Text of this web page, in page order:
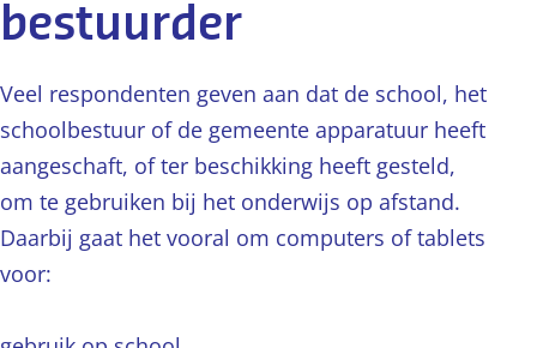
bestuurder
Veel respondenten geven aan dat de school, het
schoolbestuur of de gemeente apparatuur heeft
aangeschaft, of ter beschikking heeft gesteld,
om te gebruiken bij het onderwijs op afstand.
Daarbij gaat het vooral om computers of tablets
voor: